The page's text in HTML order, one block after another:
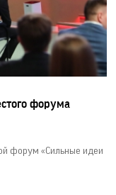
форума
форум «Сильные идеи